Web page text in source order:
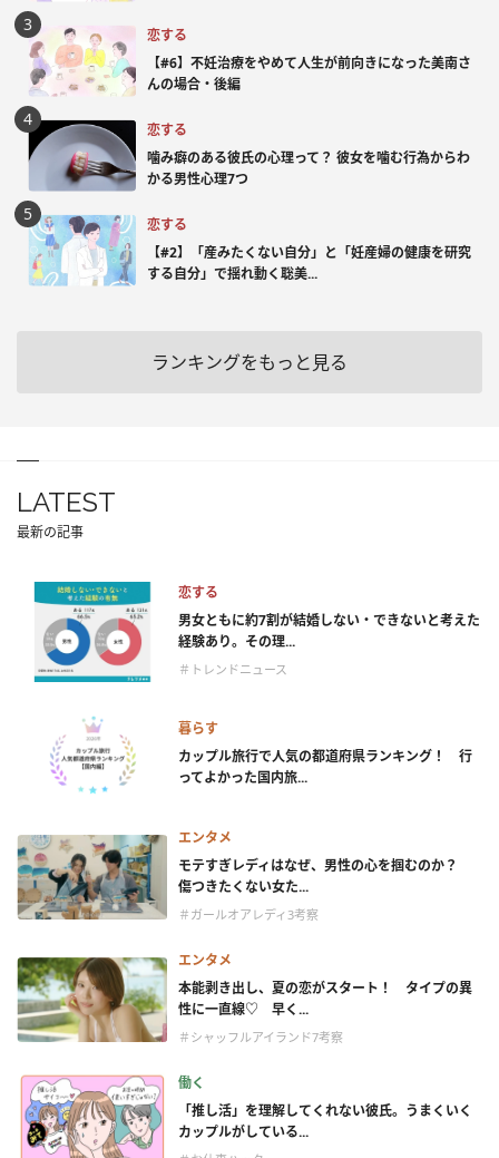
恋する
【#6】不妊治療をやめて人生が前向きになった美南さ
んの場合・後編
恋する
噛み癖のある彼氏の心理って？ 彼女を噛む行為からわ
かる男性心理7つ
恋する
【#2】「産みたくない自分」と「妊産婦の健康を研究
する自分」で揺れ動く聡美...
ランキングをもっと見る
LATEST
最新の記事
恋する
男女ともに約7割が結婚しない・できないと考えた
経験あり。その理...
＃トレンドニュース
暮らす
カップル旅行で人気の都道府県ランキング！ 行
ってよかった国内旅...
エンタメ
モテすぎレディはなぜ、男性の心を掴むのか？
傷つきたくない女た...
＃ガールオアレディ3考察
エンタメ
本能剥き出し、夏の恋がスタート！ タイプの異
性に一直線♡ 早く...
＃シャッフルアイランド7考察
働く
「推し活」を理解してくれない彼氏。うまくいく
カップルがしている...